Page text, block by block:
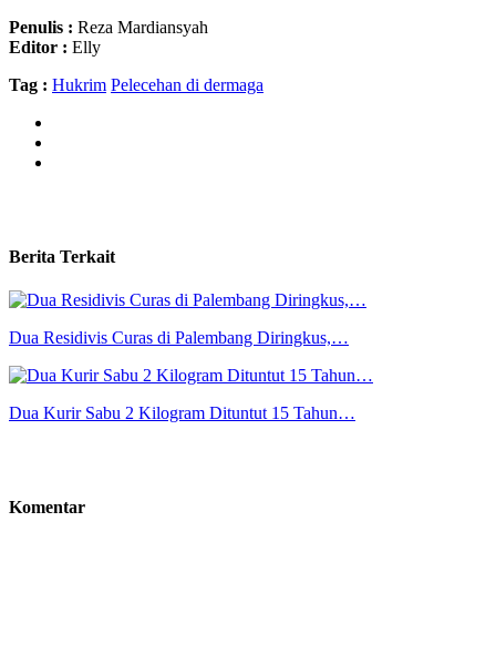
Penulis : Reza Mardiansyah
Editor : Elly
Tag : Hukrim Pelecehan di dermaga
Berita Terkait
Dua Residivis Curas di Palembang Diringkus,…
Dua Kurir Sabu 2 Kilogram Dituntut 15 Tahun…
Komentar